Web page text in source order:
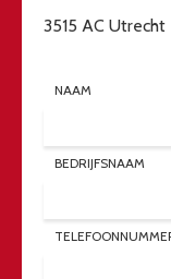
3515 AC Utrecht
NAAM
BEDRIJFSNAAM